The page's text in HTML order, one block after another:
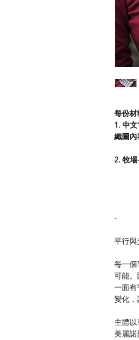
每份材
1. 中
織圖內
2. 牧
-
平行與
每一個
可能。
一面有
變化，
主體
美麗